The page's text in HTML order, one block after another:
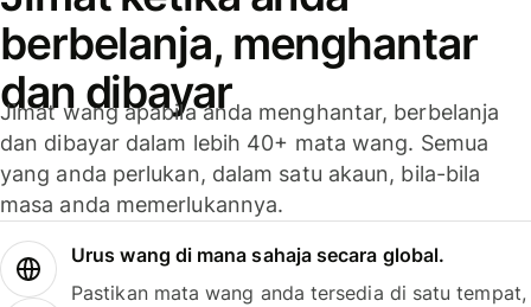
berbelanja, menghantar
dan dibayar
Jimat wang apabila anda menghantar, berbelanja
dan dibayar dalam lebih 40+ mata wang. Semua
yang anda perlukan, dalam satu akaun, bila-bila
masa anda memerlukannya.
Urus wang di mana sahaja secara global.
Pastikan mata wang anda tersedia di satu tempat,